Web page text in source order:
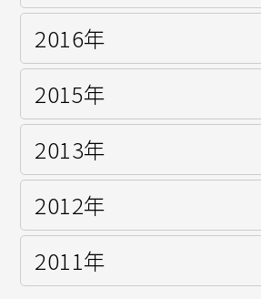
FIA-F4 JAPANESE CHAMPIONSHIP
2016年
FIA-F4 JAPANESE CHAMPIONSHIP
2015年
Super-FJ鈴鹿シリーズ シリーズチャ
2013年
JAF全日本カート選手権KF1クラス
JAF限定国内Aライセンス取得
2012年
JAF全日本カート選手権KF2クラス
2位(シーズン1勝)
2011年